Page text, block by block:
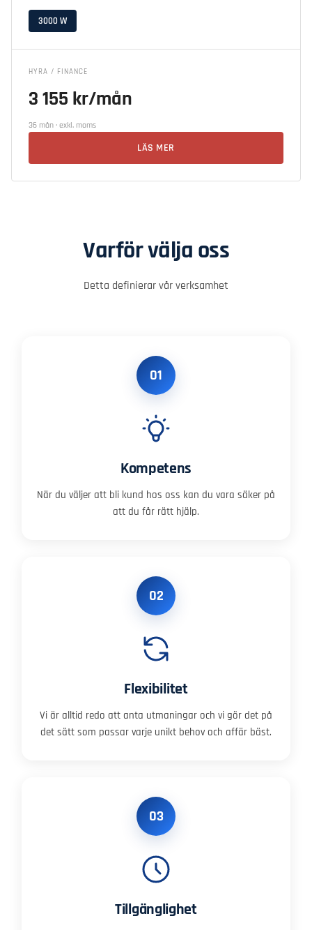
3000 W
HYRA / FINANCE
3 155 kr/mån
36 mån · exkl. moms
LÄS MER
Varför välja oss
Detta definierar vår verksamhet
01
Kompetens
När du väljer att bli kund hos oss kan du vara säker på
att du får rätt hjälp.
02
Flexibilitet
Vi är alltid redo att anta utmaningar och vi gör det på
det sätt som passar varje unikt behov och affär bäst.
03
Tillgänglighet